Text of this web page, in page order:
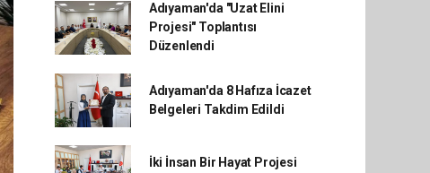
Adıyaman'da "Uzat Elini
Projesi" Toplantısı
Düzenlendi
Adıyaman'da 8 Hafıza İcazet
Belgeleri Takdim Edildi
İki İnsan Bir Hayat Projesi